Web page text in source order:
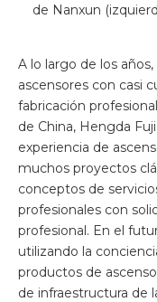
de Nanxun
A lo largo de los
ascensores con casi
fabricación
de China, Hengda
experiencia de
muchos proyectos
conceptos de
profesionales con
profesional. En el
utilizando la
productos de
de infraestructura de